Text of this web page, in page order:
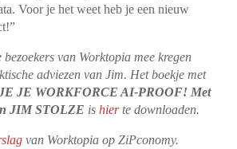
Voor je het weet heb je een nieuw
bezoekers van Worktopia mee kregen
adviezen van Jim. Het boekje met
JE WORKFORCE AI-PROOF! Met
JIM STOLZE ishierte downloaden.
van Worktopia op ZiPconomy.